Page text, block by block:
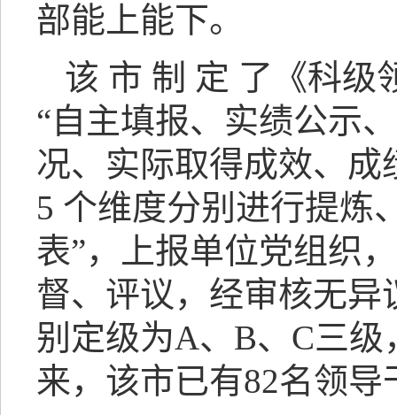
部能上能下。
该 市 制 定 了《科级
“自主填报、实绩公示
况、实际取得成效、
5 个维度分别进行提炼
表”，上报单位党组织
督、评议，经审核无
别定级为A、B、C三
来，该市已有82名领